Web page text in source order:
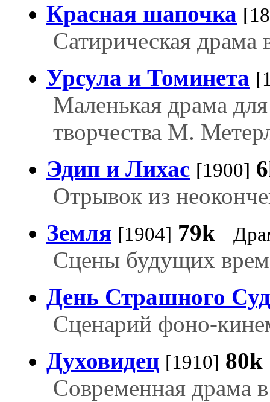
Красная шапочка
Сатирическая драма
Урсула и Томинета
Маленькая драма
творчества М.
Эдип и Лихас [1900]
Отрывок из
Земля [1904] 79k
Сцены будущих
День Страшного
Сценарий фоно-
Духовидец [1910] 80k
Современная драма